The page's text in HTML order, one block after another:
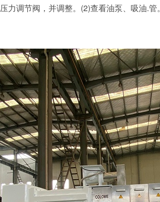
力调节阀，并调整。(2)查看油泵、吸油.管。